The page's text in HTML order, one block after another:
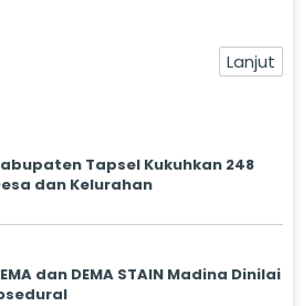
Lanjut
Tapsel Kukuhkan 248
dan Kelurahan
dan DEMA STAIN Madina Dinilai